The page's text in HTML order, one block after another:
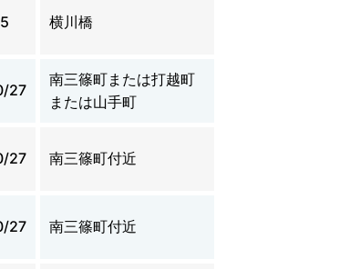
横川橋
27
南三篠町または打越町
または山手町
27 南三篠町付近
27 南三篠町付近